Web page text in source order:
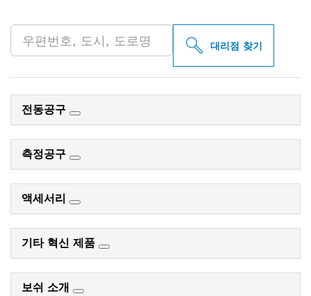
대리점 찾기
전동공구
측정공구
액세서리
기타 혁신 제품
보쉬 소개